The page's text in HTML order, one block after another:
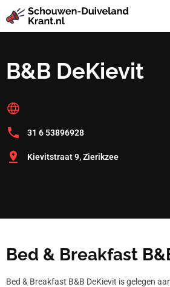
B&B DeKievit
31 6 53896928
Kievitstraat 9, Zierikzee
Bed & Breakfast
Bed & Breakfast B&B DeKievit is gelegen